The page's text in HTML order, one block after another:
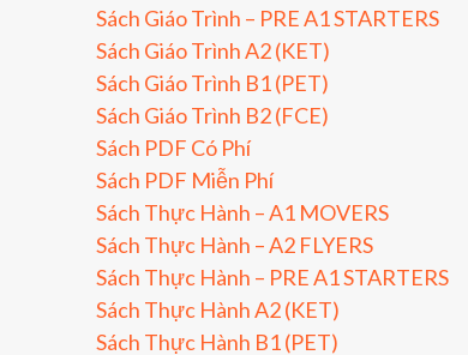
Sách Giáo Trình – PRE A1 STARTERS
Sách Giáo Trình A2 (KET)
Sách Giáo Trình B1 (PET)
Sách Giáo Trình B2 (FCE)
Sách PDF Có Phí
Sách PDF Miễn Phí
Sách Thực Hành – A1 MOVERS
Sách Thực Hành – A2 FLYERS
Sách Thực Hành – PRE A1 STARTERS
Sách Thực Hành A2 (KET)
Sách Thực Hành B1 (PET)